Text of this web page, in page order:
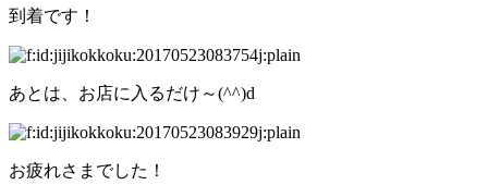
到着です！
あとは、お店に入るだけ～(^^)d
お疲れさまでした！